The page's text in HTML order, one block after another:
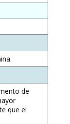
de
que el